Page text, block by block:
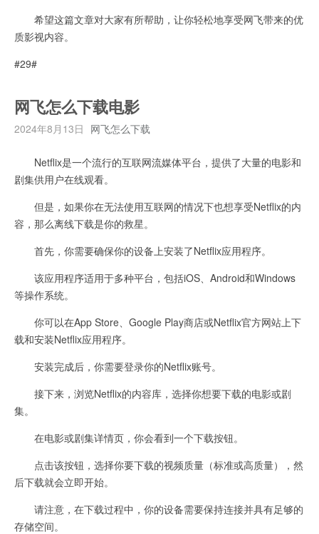
希望这篇文章对大家有所帮助，让你轻松地享受网飞带来的优
质影视内容。
#29#
网飞怎么下载电影
2024年8月13日 网飞怎么下载
Netflix是一个流行的互联网流媒体平台，提供了大量的电影和
剧集供用户在线观看。
但是，如果你在无法使用互联网的情况下也想享受Netflix的内
容，那么离线下载是你的救星。
首先，你需要确保你的设备上安装了Netflix应用程序。
该应用程序适用于多种平台，包括iOS、Android和Windows
等操作系统。
你可以在App Store、Google Play商店或Netflix官方网站上下
载和安装Netflix应用程序。
安装完成后，你需要登录你的Netflix账号。
接下来，浏览Netflix的内容库，选择你想要下载的电影或剧
集。
在电影或剧集详情页，你会看到一个下载按钮。
点击该按钮，选择你要下载的视频质量（标准或高质量），然
后下载就会立即开始。
请注意，在下载过程中，你的设备需要保持连接并具有足够的
存储空间。